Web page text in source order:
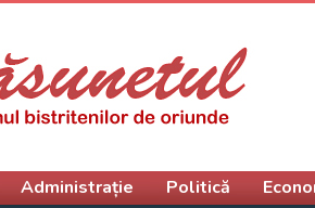
Administrație Politică